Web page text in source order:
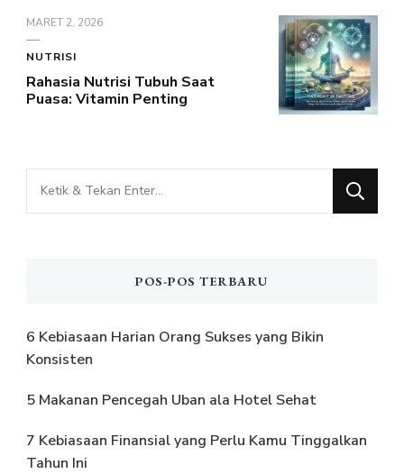
MARET 2, 2026
NUTRISI
Rahasia Nutrisi Tubuh Saat
Puasa: Vitamin Penting
Mencari
Sesuatu?
POS-POS TERBARU
6 Kebiasaan Harian Orang Sukses yang Bikin
Konsisten
5 Makanan Pencegah Uban ala Hotel Sehat
7 Kebiasaan Finansial yang Perlu Kamu Tinggalkan
Tahun Ini